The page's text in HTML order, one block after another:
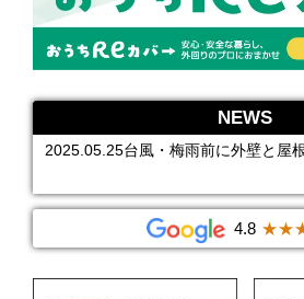
NEWS
に。インパクトのある外観に仕上がり
2025.05.31【無料点検あり】我孫子
いプロの調査方法とは？
2025.05.30【６月】外壁・屋根塗装
2025.05.29我孫子市の街並みに映え
にバイオ洗浄が選ばれる理由
2025.05.26【取手市】建物を大きく
ーで、明るい外観に仕上がりました。
2025.05.25台風・梅雨前に外壁と屋
防ぐための事前点検マニュアル
2025.05.23バイオ洗浄って安全？高
2025.06.02【牛久市】金属製の外壁
に。インパクトのある外観に仕上が
2025.05.31【無料点検あり】我孫子
いプロの調査方法とは？
2025.05.30【６月】外壁・屋根塗装
2025.05.29我孫子市の街並みに映え
2025.05.26【取手市】建物を大きく
4.8